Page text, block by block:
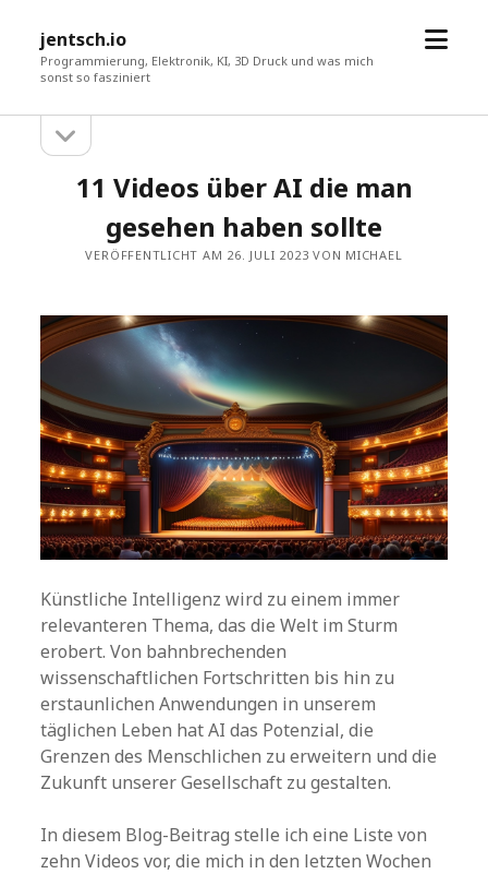
jentsch.io
Programmierung, Elektronik, KI, 3D Druck und was mich
sonst so fasziniert
Menü
Sidebaröffnen
11 Videos über AI die man
gesehen haben sollte
VERÖFFENTLICHT AM 26. JULI 2023 VON MICHAEL
Künstliche Intelligenz wird zu einem immer
relevanteren Thema, das die Welt im Sturm
erobert. Von bahnbrechenden
wissenschaftlichen Fortschritten bis hin zu
erstaunlichen Anwendungen in unserem
täglichen Leben hat AI das Potenzial, die
Grenzen des Menschlichen zu erweitern und die
Zukunft unserer Gesellschaft zu gestalten.
In diesem Blog-Beitrag stelle ich eine Liste von
zehn Videos vor, die mich in den letzten Wochen